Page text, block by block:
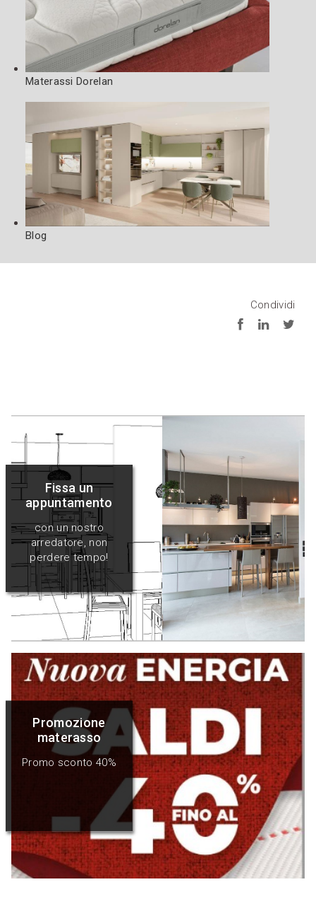
Materassi Dorelan
Blog
Condividi
Fissa un
appuntamento
con un nostro
arredatore, non
perdere tempo!
Promozione
materasso
Promo sconto 40%